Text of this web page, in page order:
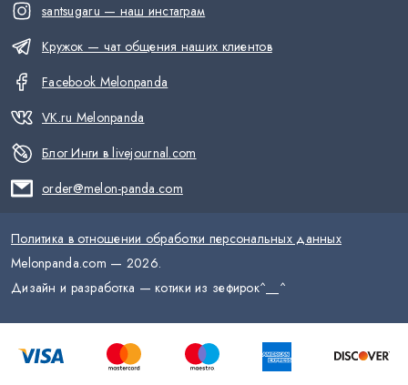
santsugaru — наш инстаграм
Кружок — чат общения наших клиентов
Facebook Melonpanda
VK.ru Melonpanda
Блог Инги в livejournal.com
order@melon-panda.com
Политика в отношении обработки персональных данных
Melonpanda.com — 2026.
Дизайн и разработка — котики из зефирок^__^